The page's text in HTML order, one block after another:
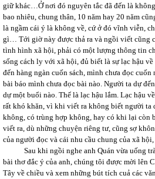
giữ khác…Ở nơi đó nguyên tắc đã đến là
bao nhiêu, chung thân, 10 năm hay 20 năm
là ngầm cái ý là không về, cứ ở đó vĩnh viễn,
gì… Tới giờ này được thả ra và ngồi viết cũng
tình hình xã hội, phải có một lượng thông tin
sống cách ly với xã hội, đủ biết là sự lạc hậu
đến hàng ngàn cuốn sách, mình chưa đọc
bài báo mình chưa đọc bài nào. Người ta dự
dự một buổi nào. Thế là lạc hậu lắm. Lạc hậu
rất khó khăn, vì khi viết ra không biết người ta
không, có trùng hợp không, hay có khi lại
viết ra, dù những chuyện riêng tư, cũng sợ
của người đọc và cái nhu cầu chung của xã
Sau khi ngồi nghe anh Quán vừa uống
bài thơ đắc ý của anh, chúng tôi được mời lên
Tây về chiều và xem những bút tích cuả các